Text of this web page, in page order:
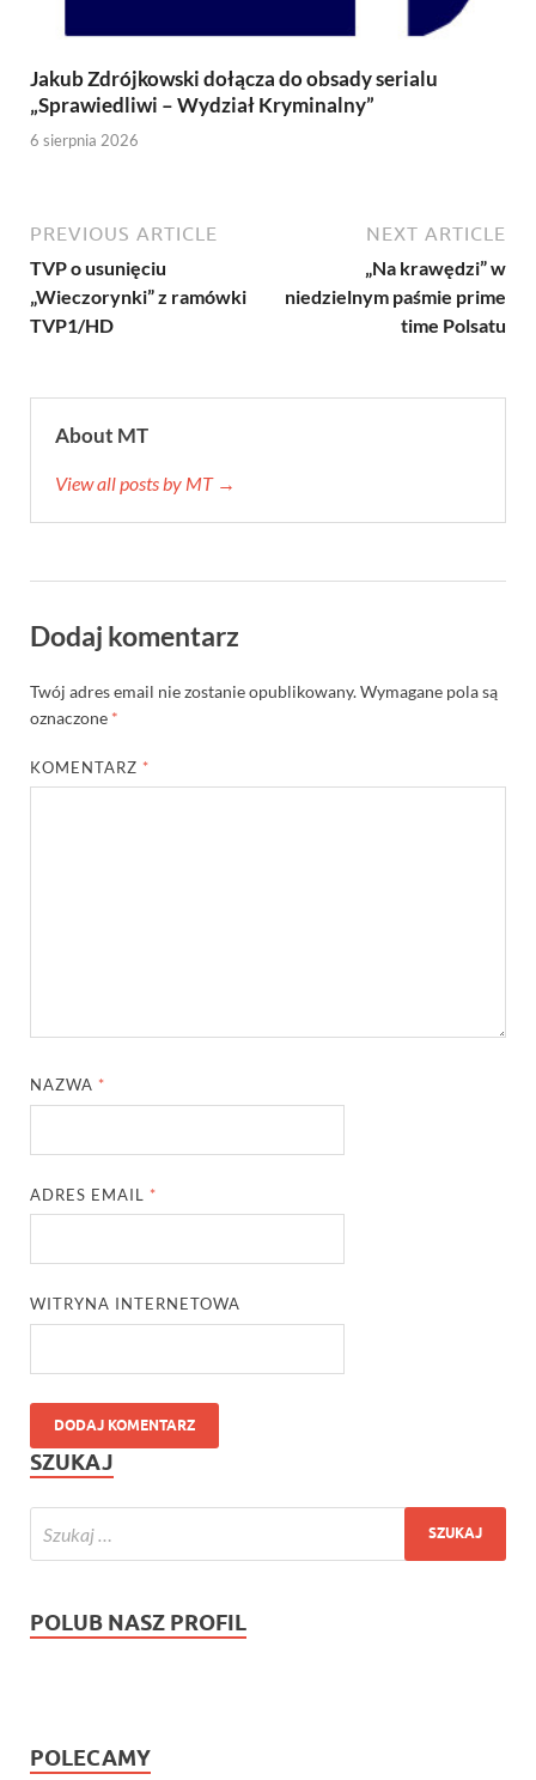
Jakub Zdrójkowski dołącza do obsady serialu
„Sprawiedliwi – Wydział Kryminalny”
6 sierpnia 2026
PREVIOUS ARTICLE
TVP o usunięciu
„Wieczorynki” z ramówki
TVP1/HD
NEXT ARTICLE
„Na krawędzi” w
niedzielnym paśmie prime
time Polsatu
About MT
View all posts by MT →
Dodaj komentarz
Twój adres email nie zostanie opublikowany.Wymagane pola są
oznaczone *
KOMENTARZ *
NAZWA *
ADRES EMAIL *
WITRYNA INTERNETOWA
SZUKAJ
POLUB NASZ PROFIL
POLECAMY